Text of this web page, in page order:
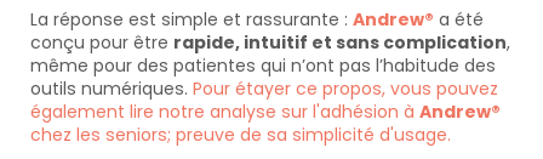
La réponse est simple et rassurante : Andrew® a été
conçu pour être rapide, intuitif et sans complication,
même pour des patientes qui n’ont pas l’habitude des
outils numériques. Pour étayer ce propos, vous pouvez
également lire notre analyse sur l'adhésion à Andrew®
chez les seniors; preuve de sa simplicité d'usage.